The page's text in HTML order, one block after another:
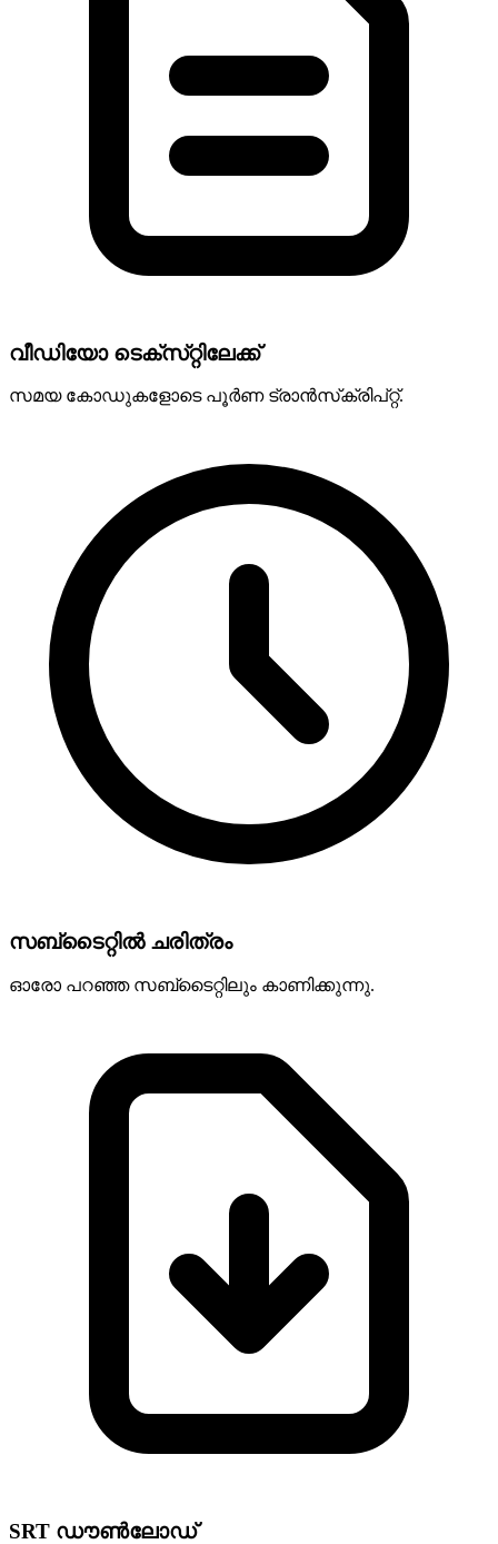
വീഡിയോ ടെക്‌സ്‌റ്റിലേക്ക്
സമയ കോഡുകളോടെ പൂർണ ട്രാൻസ്‌ക്രിപ്റ്റ്.
സബ്‌ടൈറ്റിൽ ചരിത്രം
ഓരോ പറഞ്ഞ സബ്‌ടൈറ്റിലും കാണിക്കുന്നു.
SRT ഡൗൺലോഡ്